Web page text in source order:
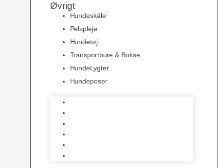
Øvrigt
Hundeskåle
Pelspleje
Hundetøj
Transportbure & Bokse
HundeLygter
Hundeposer